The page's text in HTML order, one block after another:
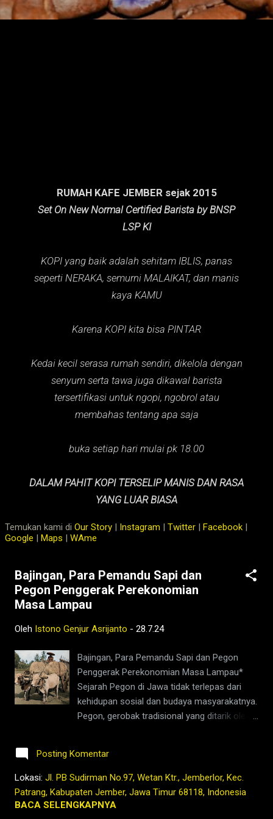
n
g
RUMAH KAFE JEMBER sejak 2015
Set On New Normal Certified Barista by BNSP
LSP KI
KOPI yang baik adalah sehitam IBLIS, panas
seperti NERAKA, semurni MALAIKAT, dan manis
kaya KAMU
Karena KOPI kita bisa PINTAR
Kedai kecil serasa rumah sendiri, dikelola dengan
senyum serta tawa juga dikawal barista
tersertifikasi untuk ngopi, ngobrol atau
membahas tentang apa saja
buka setiap hari mulai pk 18.00
DALAM PAHIT KOPI TERSELIP MANIS DAN RASA
YANG LUAR BIASA
Temukan kami di Our Story | Instagram | Twitter | Facebook |
Google | Maps | WAme
Bajingan, Para Pemandu Sapi dan
Pegon Penggerak Perekonomian
Masa Lampau
Oleh Istono Genjur Asrijanto - 28.7.24
Bajingan, Para Pemandu Sapi dan Pegon
Penggerak Perekonomian Masa Lampau*
Sejarah Pegon di Jawa tidak terlepas dari
kehidupan sosial dan budaya masyarakatnya.
Pegon, gerobak tradisional yang ditarik oleh
daerah pesisir seperti Jember sejak masa
lampau. Kemudian muncul sebagai acara
tradisi lokal dan telah berlangsung sejak
tahun 1989 dan terus dilestarikan hingga kini.
Posting Komentar
Lokasi: Jl. PB Sudirman No.97, Wetan Ktr., Jemberlor, Kec.
Patrang, Kabupaten Jember, Jawa Timur 68118, Indonesia
BACA SELENGKAPNYA